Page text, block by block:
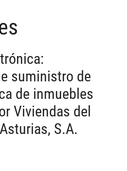
suministro de
de inmuebles
Viviendas del
S.A.